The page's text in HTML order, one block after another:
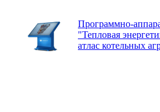
Программно-
"Тепловая
атлас котельных